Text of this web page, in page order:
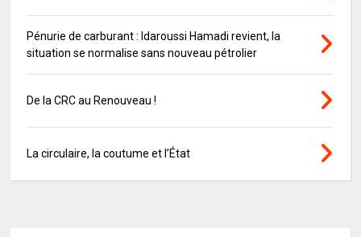
Pénurie de carburant : Idaroussi Hamadi revient, la
situation se normalise sans nouveau pétrolier
De la CRC au Renouveau !
La circulaire, la coutume et l’État